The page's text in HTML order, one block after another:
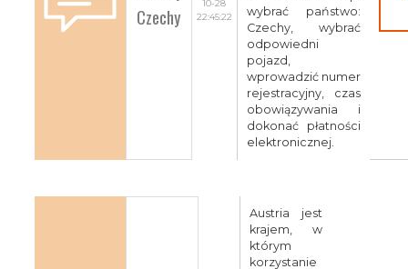
Czechy
10-28
22:45:22
wybrać państwo:
Czechy, wybrać
odpowiedni
pojazd,
wprowadzić numer
rejestracyjny, czas
obowiązywania i
dokonać płatności
elektronicznej.
Austria jest
krajem, w
którym
korzystanie